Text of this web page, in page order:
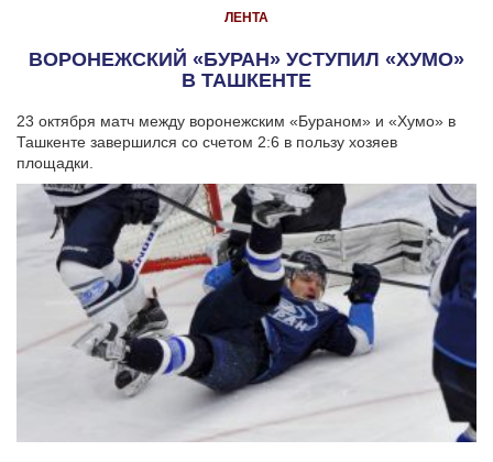
ЛЕНТА
ВОРОНЕЖСКИЙ «БУРАН» УСТУПИЛ «ХУМО»
В ТАШКЕНТЕ
23 октября матч между воронежским «Бураном» и «Хумо» в
Ташкенте завершился со счетом 2:6 в пользу хозяев
площадки.